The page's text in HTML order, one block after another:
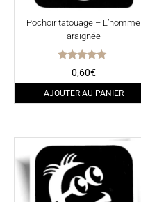
Pochoir tatouage – L’homme
araignée
Note
5.00
sur 5
0,60€
AJOUTER AU PANIER